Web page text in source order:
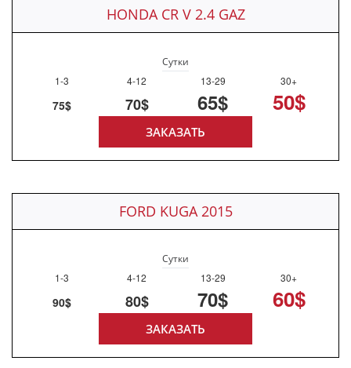
HONDA CR V 2.4 GAZ
Сутки
1-3
4-12 13-29 30+
75$ 70$ 65$ 50$
ЗАКАЗАТЬ
FORD KUGA 2015
Сутки
1-3
4-12 13-29 30+
90$ 80$ 70$ 60$
ЗАКАЗАТЬ